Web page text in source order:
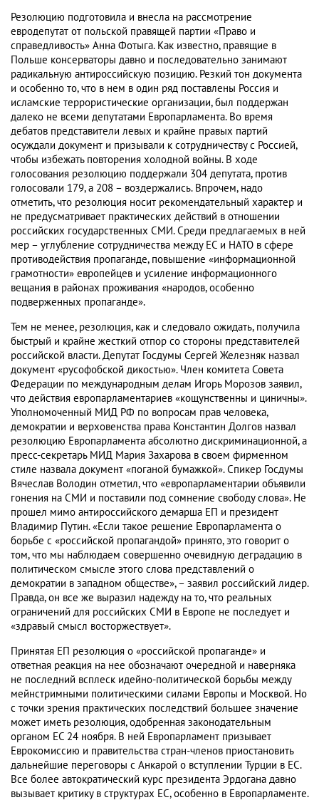
Резолюцию подготовила и внесла на рассмотрение
евродепутат от польской правящей партии «Право и
справедливость» Анна Фотыга. Как известно, правящие в
Польше консерваторы давно и последовательно занимают
радикальную антироссийскую позицию. Резкий тон документа
и особенно то, что в нем в один ряд поставлены Россия и
исламские террористические организации, был поддержан
далеко не всеми депутатами Европарламента. Во время
дебатов представители левых и крайне правых партий
осуждали документ и призывали к сотрудничеству с Россией,
чтобы избежать повторения холодной войны. В ходе
голосования резолюцию поддержали 304 депутата, против
голосовали 179, а 208 – воздержались. Впрочем, надо
отметить, что резолюция носит рекомендательный характер и
не предусматривает практических действий в отношении
российских государственных СМИ. Среди предлагаемых в ней
мер – углубление сотрудничества между ЕС и НАТО в сфере
противодействия пропаганде, повышение «информационной
грамотности» европейцев и усиление информационного
вещания в районах проживания «народов, особенно
подверженных пропаганде».
Тем не менее, резолюция, как и следовало ожидать, получила
быстрый и крайне жесткий отпор со стороны представителей
российской власти. Депутат Госдумы Сергей Железняк назвал
документ «русофобской дикостью». Член комитета Совета
Федерации по международным делам Игорь Морозов заявил,
что действия европарламентариев «кощунственны и циничны».
Уполномоченный МИД РФ по вопросам прав человека,
демократии и верховенства права Константин Долгов назвал
резолюцию Европарламента абсолютно дискриминационной, а
пресс-секретарь МИД Мария Захарова в своем фирменном
стиле назвала документ «поганой бумажкой». Спикер Госдумы
Вячеслав Володин отметил, что «европарламентарии объявили
гонения на СМИ и поставили под сомнение свободу слова». Не
прошел мимо антироссийского демарша ЕП и президент
Владимир Путин. «Если такое решение Европарламента о
борьбе с «российской пропагандой» принято, это говорит о
том, что мы наблюдаем совершенно очевидную деградацию в
политическом смысле этого слова представлений о
демократии в западном обществе», – заявил российский лидер.
Правда, он все же выразил надежду на то, что реальных
ограничений для российских СМИ в Европе не последует и
«здравый смысл восторжествует».
Принятая ЕП резолюция о «российской пропаганде» и
ответная реакция на нее обозначают очередной и наверняка
не последний всплеск идейно-политической борьбы между
мейнстримными политическими силами Европы и Москвой. Но
с точки зрения практических последствий большее значение
может иметь резолюция, одобренная законодательным
органом ЕС 24 ноября. В ней Европарламент призывает
Еврокомиссию и правительства стран-членов приостановить
дальнейшие переговоры с Анкарой о вступлении Турции в ЕС.
Все более автократический курс президента Эрдогана давно
вызывает критику в структурах ЕС, особенно в Европарламенте.